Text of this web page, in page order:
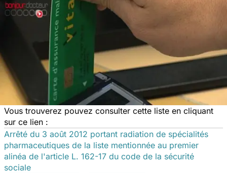
Vous trouverez pouvez consulter cette liste en cliquant
sur ce lien :
Arrêté du 3 août 2012 portant radiation de spécialités
pharmaceutiques de la liste mentionnée au premier
alinéa de l'article L. 162-17 du code de la sécurité
sociale